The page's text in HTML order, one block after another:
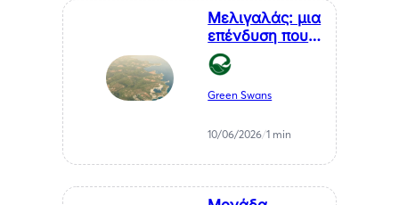
Μελιγαλάς: μια
επένδυση που
μετατρέπει ένα
χρόνιο
πρόβλημα της
Μεσσηνίας σε
ενέργεια
Green Swans
10/06/2026/1 min